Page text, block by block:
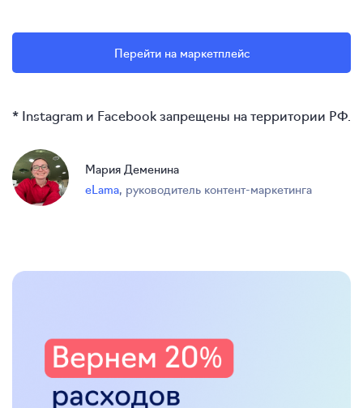
Перейти на маркетплейс
* Instagram и Facebook запрещены на территории РФ.
Мария Деменина
eLama, руководитель контент-маркетинга